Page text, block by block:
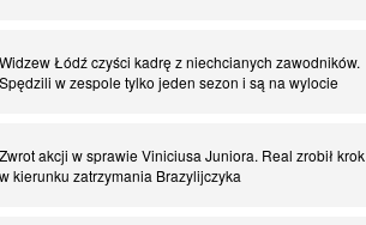
Powrót do Ekstraklasy. Kolejny sen Miedzi Legnica
Widzew Łódź czyści kadrę z niechcianych zawodników.
Spędzili w zespole tylko jeden sezon i są na wylocie
Zwrot akcji w sprawie Viniciusa Juniora. Real zrobił krok
w kierunku zatrzymania Brazylijczyka